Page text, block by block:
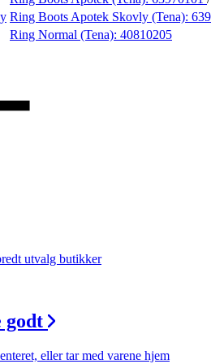
Ring Boots Apotek Skovly (Tena):
Ring Normal (Tena): 40810205
utvalg butikker
godt
eller tar med varene hjem